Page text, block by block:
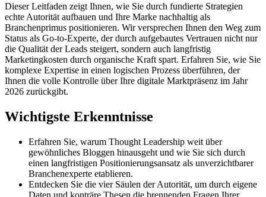
Dieser Leitfaden zeigt Ihnen, wie Sie durch fundierte Strategien
echte Autorität aufbauen und Ihre Marke nachhaltig als
Branchenprimus positionieren. Wir versprechen Ihnen den Weg zum
Status als Go-to-Experte, der durch aufgebautes Vertrauen nicht nur
die Qualität der Leads steigert, sondern auch langfristig
Marketingkosten durch organische Kraft spart. Erfahren Sie, wie Sie
komplexe Expertise in einen logischen Prozess überführen, der
Ihnen die volle Kontrolle über Ihre digitale Marktpräsenz im Jahr
2026 zurückgibt.
Wichtigste Erkenntnisse
Erfahren Sie, warum Thought Leadership weit über
gewöhnliches Bloggen hinausgeht und wie Sie sich durch
einen langfristigen Positionierungsansatz als unverzichtbarer
Branchenexperte etablieren.
Entdecken Sie die vier Säulen der Autorität, um durch eigene
Daten und konträre Thesen die brennenden Fragen Ihrer